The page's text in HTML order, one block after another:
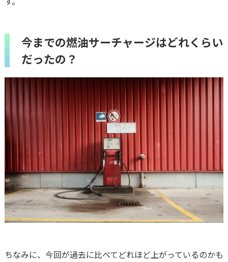
今までの燃油サーチャージはどれくらい
だったの？
ちなみに、今回が過去に比べてどれほど上がっているのかも